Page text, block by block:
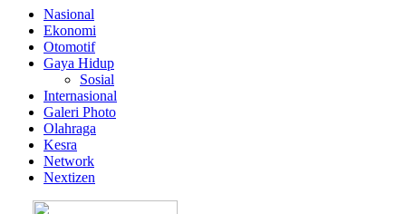
Nasional
Ekonomi
Otomotif
Gaya Hidup
Sosial
Internasional
Galeri Photo
Olahraga
Kesra
Network
Nextizen